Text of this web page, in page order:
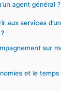
agent général ?
aux services
sur
et le